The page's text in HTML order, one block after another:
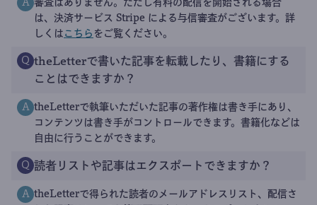
A 審査はありません。ただし有料の配信を開始される場合
は、決済サービス Stripe による与信審査がございます。詳
しくは こちら をご覧ください。
Q theLetterで書いた記事を転載したり、書籍にする
ことはできますか？
A theLetterで執筆いただいた記事の著作権は書き手にあり、
コンテンツは書き手がコントロールできます。書籍化などは
自由に行うことができます。
Q 読者リストや記事はエクスポートできますか？
A theLetterで得られた読者のメールアドレスリスト、配信さ